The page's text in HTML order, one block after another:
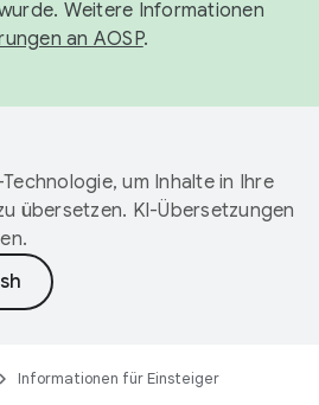
Weitere Informationen
an AOSP.
um Inhalte in Ihre
übersetzen. KI-Übersetzungen
Informationen für Einsteiger